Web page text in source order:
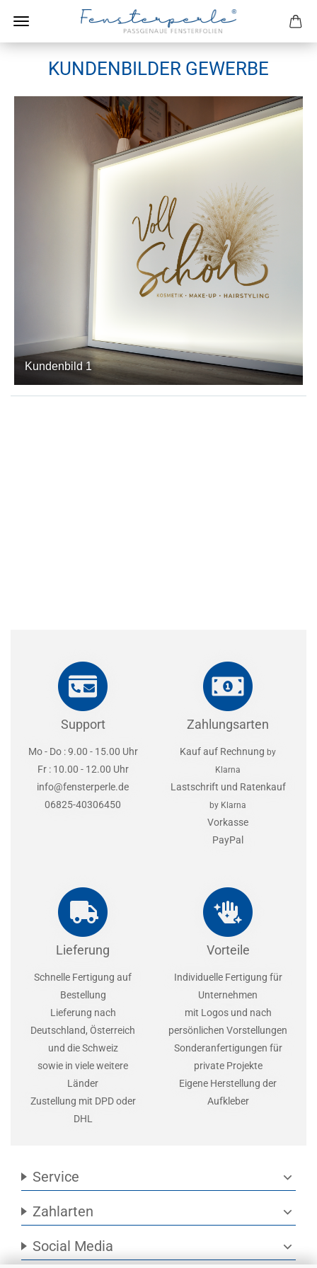
KUNDENBILDER GEWERBE
Kundenbild 1
Support
Mo - Do : 9.00 - 15.00 Uhr
Fr : 10.00 - 12.00 Uhr
info@fensterperle.de
06825-40306450
Zahlungsarten
Kauf auf Rechnungby
Klarna
Lastschrift und Ratenkauf
by Klarna
Vorkasse
PayPal
Lieferung
Schnelle Fertigung auf
Bestellung
Lieferung nach
Deutschland, Österreich
und die Schweiz
sowie in viele weitere
Länder
Zustellung mit DPD oder
DHL
Vorteile
Individuelle Fertigung für
Unternehmen
mit Logos und nach
persönlichen Vorstellungen
Sonderanfertigungen für
private Projekte
Eigene Herstellung der
Aufkleber
Service expand_more
Zahlarten expand_more
Social Media expand_more